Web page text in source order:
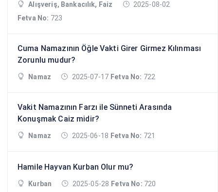
Alışveriş, Bankacılık, Faiz
2025-08-02
Fetva No: 723
Cuma Namazının Öğle Vakti Girer Girmez Kılınması
Zorunlu mudur?
Namaz 2025-07-17 Fetva No: 722
Vakit Namazının Farzı ile Sünneti Arasında
Konuşmak Caiz midir?
Namaz 2025-06-18 Fetva No: 721
Hamile Hayvan Kurban Olur mu?
Kurban 2025-05-28 Fetva No: 720